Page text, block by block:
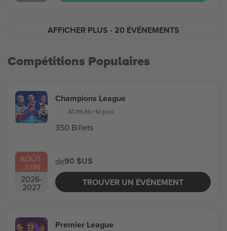
AFFICHER PLUS - 20 ÉVÉNEMENTS
Compétitions Populaires
AOÛT-
JUIN
2026-
2027
Champions League
AT,RS,NL+10 plus
350 Billets
de90 $US
TROUVER UN ÉVÉNEMENT
Premier League